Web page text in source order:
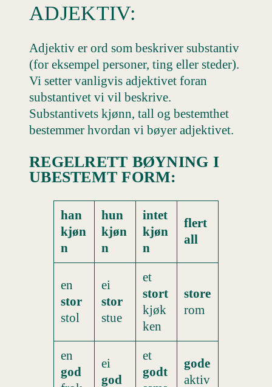
ADJEKTIV:
Adjektiv er ord som beskriver substantiv
(for eksempel personer, ting eller steder).
Vi setter vanligvis adjektivet foran
substantivet vi vil beskrive.
Substantivets kjønn, tall og bestemthet
bestemmer hvordan vi bøyer adjektivet.
REGELRETT BØYNING I
UBESTEMT FORM:
han
kjøn
n
hun
kjøn
n
intet
kjøn
n
flert
all
en
stor
stol
ei
stor
stue
et
stort
kjøk
ken
store
rom
en
god
ei
god
et
godt
gode
aktiv